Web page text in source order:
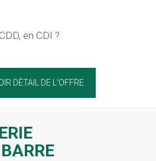
en CDI ?
DÉTAIL DE L'OFFRE